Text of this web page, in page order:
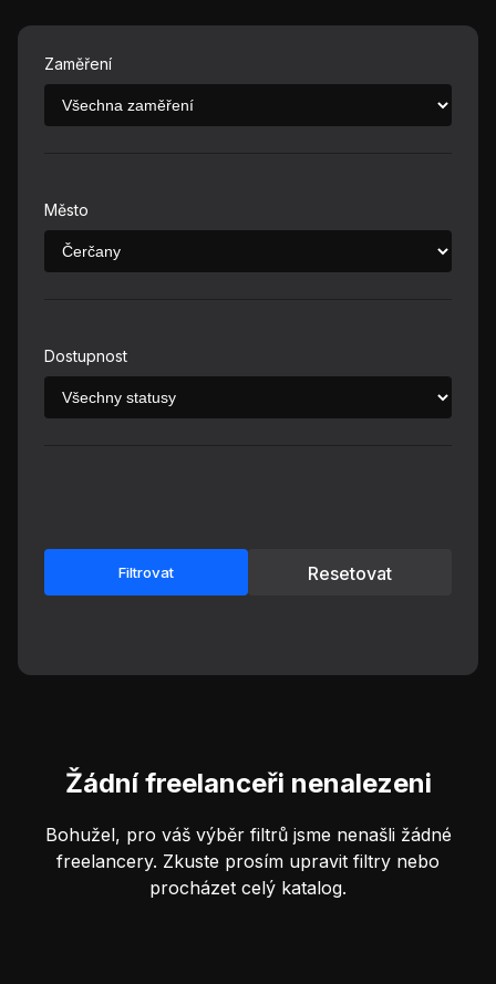
Zaměření
Město
Dostupnost
Filtrovat Resetovat
Žádní freelanceři nenalezeni
Bohužel, pro váš výběr filtrů jsme nenašli žádné
freelancery. Zkuste prosím upravit filtry nebo
procházet celý katalog.